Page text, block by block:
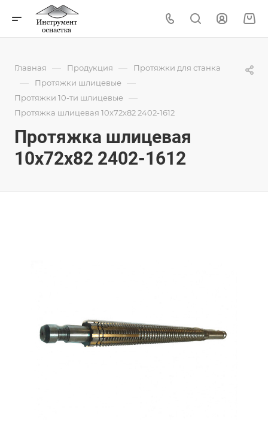
Главная — Продукция — Протяжки для станка
— Протяжки шлицевые —
Протяжки 10-ти шлицевые —
Протяжка шлицевая 10x72x82 2402-1612
Протяжка шлицевая
10x72x82 2402-1612